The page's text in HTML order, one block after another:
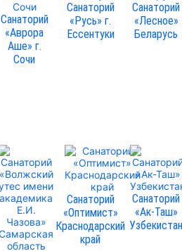
Санаторий
«Аврора
Аше» г.
Сочи
Санаторий
«Русь» г.
Ессентуки
Санаторий
«Лесное»
Беларусь
Санаторий
«Оптимист»
Краснодарский
край
Санаторий
«Ак-Таш»